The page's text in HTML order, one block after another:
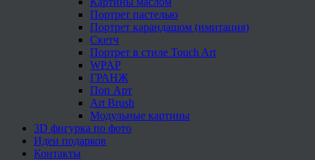
Портрет пастелью
Портрет карандашом (имитация)
Скетч
Портрет в стиле Touch Art
WPAP
ГРАНЖ
Поп Арт
Art Brush
Модульные картины
3D фигурка по фото
Идеи подарков
Контакты